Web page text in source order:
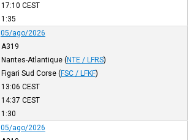
17:10 CEST
1:35
05/ago/2026
A319
Nantes-Atlantique (NTE / LFRS)
Figari Sud Corse (FSC / LFKF)
13:06 CEST
14:37 CEST
1:30
05/ago/2026